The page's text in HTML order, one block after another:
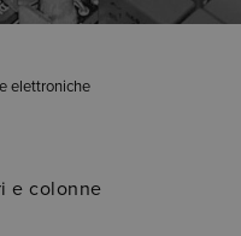
elettroniche
e colonne